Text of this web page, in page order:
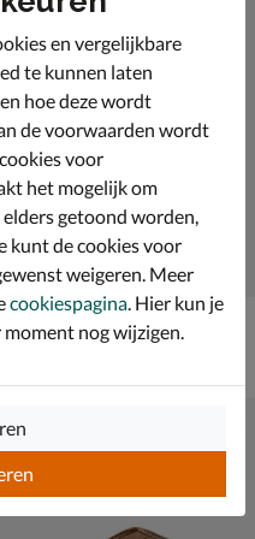
Slippers - bruin
en vergelijkbare
te kunnen laten
hoe deze wordt
de voorwaarden wordt
voor
het mogelijk om
getoond worden,
kunt de cookies voor
weigeren. Meer
cookiespagina . Hier kun je
nog wijzigen.